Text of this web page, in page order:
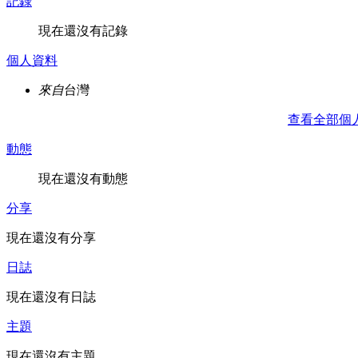
現在還沒有記錄
個人資料
來自台灣
查看全部個
動態
現在還沒有動態
分享
現在還沒有分享
日誌
現在還沒有日誌
主題